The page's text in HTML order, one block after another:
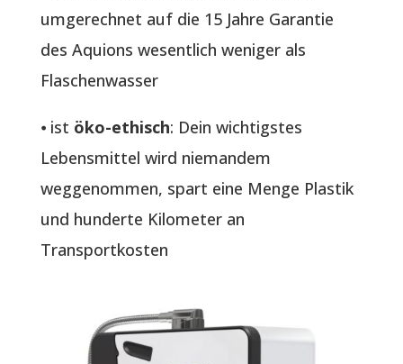
umgerechnet auf die 15 Jahre Garantie
des Aquions wesentlich weniger als
Flaschenwasser
⦁ ist öko-ethisch: Dein wichtigstes
Lebensmittel wird niemandem
weggenommen, spart eine Menge Plastik
und hunderte Kilometer an
Transportkosten